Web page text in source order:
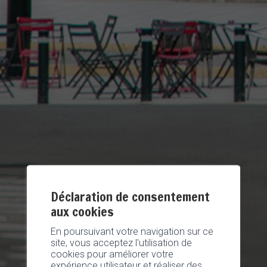
Déclaration de consentement
aux cookies
En poursuivant votre navigation sur ce
site, vous acceptez l'utilisation de
cookies pour améliorer votre